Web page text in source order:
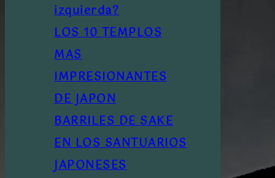
izquierda?
LOS 10 TEMPLOS
MAS
IMPRESIONANTES
DE JAPON
BARRILES DE SAKE
EN LOS SANTUARIOS
JAPONESES